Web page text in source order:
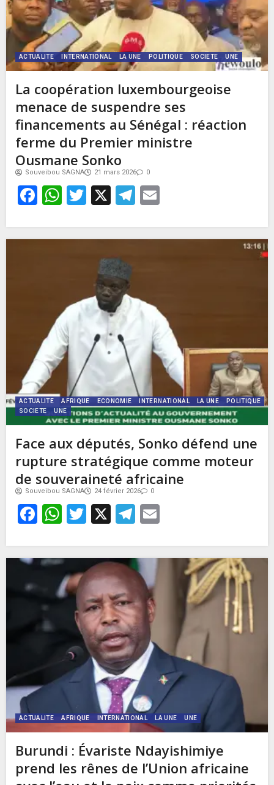
ACTUALITE INTERNATIONAL LA UNE POLITIQUE SOCIETE UNE
La coopération luxembourgeoise
menace de suspendre ses
financements au Sénégal : réaction
ferme du Premier ministre
Ousmane Sonko
Souveibou SAGNA 21 mars 2026 0
Facebook
WhatsApp
Twitter
X Telegram
ACTUALITE AFRIQUE ECONOMIE INTERNATIONAL LA UNE
POLITIQUE
SOCIETE
UNE
Face aux députés, Sonko défend une
rupture stratégique comme moteur
de souveraineté africaine
Souveibou SAGNA 24 février 2026 0
Facebook
WhatsApp
Twitter
X Telegram
ACTUALITE AFRIQUE INTERNATIONAL LA UNE UNE
Burundi : Évariste Ndayishimiye
prend les rênes de l’Union africaine